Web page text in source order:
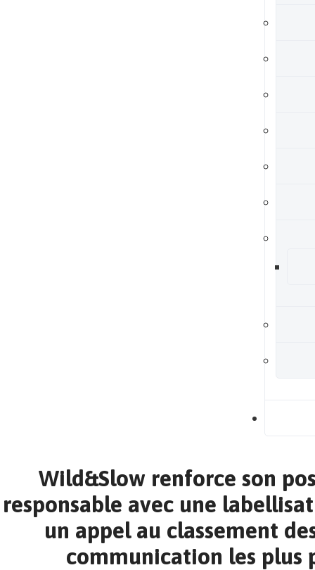
Wild&Slow renforce son
responsable avec une
un appel au classement
communication les plus